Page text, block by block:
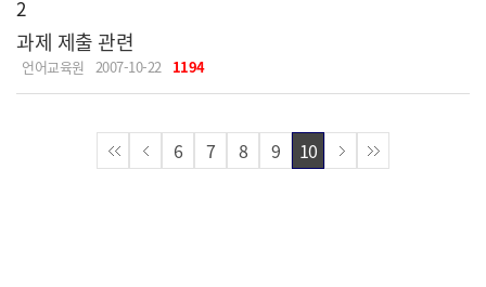
2
과제 제출 관련
언어교육원 2007-10-22 1194
6 7 8 9 10